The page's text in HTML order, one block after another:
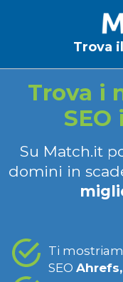
Trova
Trova i
SEO
Su Match.it
domini in
Ti
SEO